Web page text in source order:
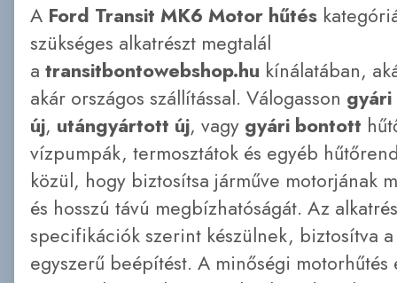
A Ford Transit MK6 Motor hűtés
szükséges alkatrészt megtalál
atransitbontowebshop.hu kínálatában,
akár országos szállítással. Válogasson gyári
új, utángyártott új, vagy gyári bontott
vízpumpák, termosztátok és egyéb
közül, hogy biztosítsa járműve motorjának
és hosszú távú megbízhatóságát. Az
specifikációk szerint készülnek, biztosítva
egyszerű beépítést. A minőségi motorhűtés